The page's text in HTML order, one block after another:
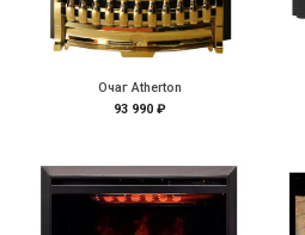
Очаг Atherton
93 990 ₽